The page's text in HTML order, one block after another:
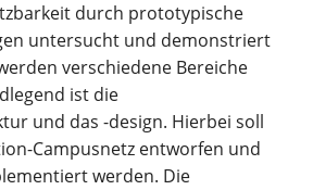
durch prototypische
untersucht und demonstriert
verschiedene Bereiche
ist die
und das -design. Hierbei soll
Campusnetz entworfen und
werden. Die